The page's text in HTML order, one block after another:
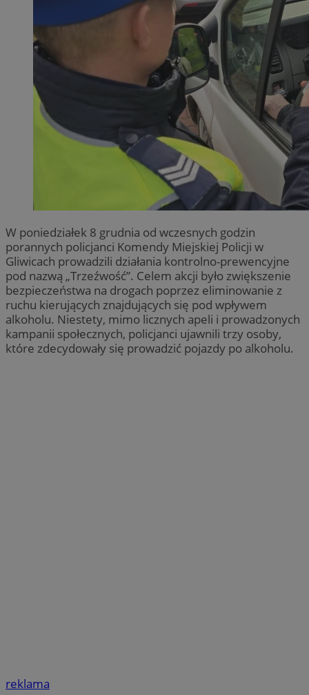
W poniedziałek 8 grudnia od wczesnych godzin
porannych policjanci Komendy Miejskiej Policji w
Gliwicach prowadzili działania kontrolno-prewencyjne
pod nazwą „Trzeźwość”. Celem akcji było zwiększenie
bezpieczeństwa na drogach poprzez eliminowanie z
ruchu kierujących znajdujących się pod wpływem
alkoholu. Niestety, mimo licznych apeli i prowadzonych
kampanii społecznych, policjanci ujawnili trzy osoby,
które zdecydowały się prowadzić pojazdy po alkoholu.
reklama